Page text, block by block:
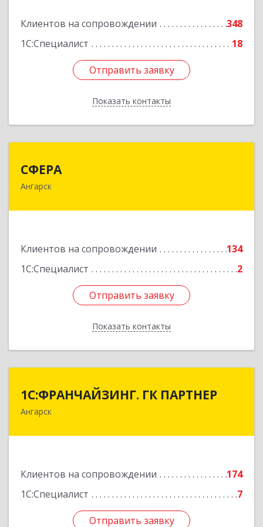
Клиентов на сопровождении
348
1С:Специалист
18
Отправить заявку
Показать контакты
Отправить заявку
Назад
СФЕРА
Ангарск
Клиентов на сопровождении
134
1С:Специалист
2
Отправить заявку
Показать контакты
665816, Иркутская обл, Ангарск г, 177-й кв-л,
Отправить заявку
Назад
1С:ФРАНЧАЙЗИНГ. ГК ПАРТНЕР
Ангарск
Клиентов на сопровождении
174
1С:Специалист
7
Отправить заявку
1С:ФРАНЧАЙЗИНГ. ГК ПАРТНЕР
Отправить заявку